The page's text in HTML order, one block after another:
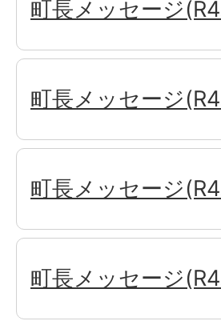
町長メッセージ
町長メッセージ
町長メッセージ
町長メッセージ